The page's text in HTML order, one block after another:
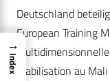
Deutschland
European Training
stabilisation au
→
Index